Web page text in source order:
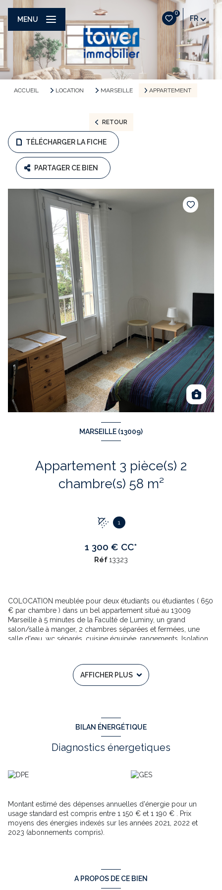
0
FR
MENU
ACCUEIL LOCATION MARSEILLE APPARTEMENT
RETOUR
TÉLÉCHARGER LA FICHE
PARTAGER CE BIEN
MARSEILLE (13009)
Appartement 3 pièce(s) 2
chambre(s) 58 m²
1
1 300 € CC*
Réf13323
COLOCATION meublée pour deux étudiants ou étudiantes ( 650
€ par chambre ) dans un bel appartement situé au 13009
Marseille à 5 minutes de la Faculté de Luminy, un grand
salon/salle à manger, 2 chambres séparées et fermées, une
salle d'eau, wc séparés, cuisine équipée, rangements, Isolation
proximité, commerces, restaurants, Hypermaché.
N'ATTENDEZ PLUS, VENEZ LE VISITER AVEC Raphaël BOHANA
DE L'AGENCE TOWER IMMOBILIER AU 06 12 92 46 20
.gouv.fr
AFFICHER PLUS
BILAN ÉNERGÉTIQUE
Diagnostics énergetiques
Montant estimé des dépenses annuelles d'énergie pour un
usage standard est compris entre 1 150 € et 1 190 € . Prix
moyens des énergies indexés sur les années 2021, 2022 et
2023 (abonnements compris).
A PROPOS DE CE BIEN